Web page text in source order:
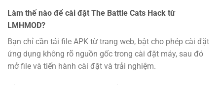
Làm thế nào để cài đặt The Battle Cats Hack từ
LMHMOD?
Bạn chỉ cần tải file APK từ trang web, bật cho phép cài đặt
ứng dụng không rõ nguồn gốc trong cài đặt máy, sau đó
mở file và tiến hành cài đặt và trải nghiệm.